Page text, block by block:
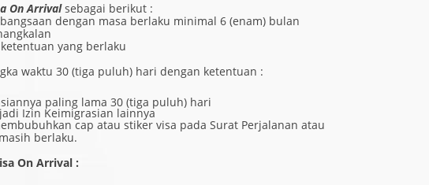
On Arrival sebagai berikut :
dengan masa berlaku minimal 6 (enam) bulan
yang berlaku
waktu 30 (tiga puluh) hari dengan ketentuan :
paling lama 30 (tiga puluh) hari
Izin Keimigrasian lainnya
cap atau stiker visa pada Surat Perjalanan atau
berlaku.
On Arrival :